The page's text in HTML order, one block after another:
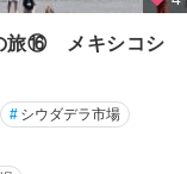
旅⑯ メキシコシ
# シウダデラ市場